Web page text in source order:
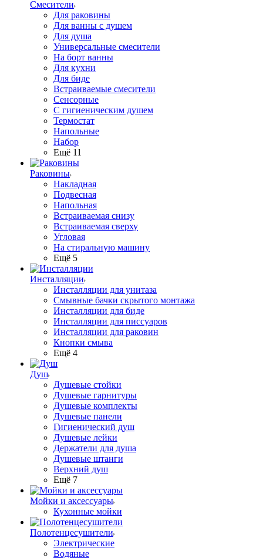
Смесители
Для раковины
Для ванны с душем
Для душа
Универсальные смесители
На борт ванны
Для кухни
Для биде
Встраиваемые смесители
Сенсорные
С гигиеническим душем
Термостат
Напольные
Набор
Ещё 11
Раковины
Накладная
Подвесная
Напольная
Встраиваемая снизу
Встраиваемая сверху
Угловая
На стиральную машину
Ещё 5
Инсталляции
Инсталляции для унитаза
Смывные бачки скрытого монтажа
Инсталляции для биде
Инсталляции для писсуаров
Инсталляции для раковин
Кнопки смыва
Ещё 4
Душ
Душевые стойки
Душевые гарнитуры
Душевые комплекты
Душевые панели
Гигиенический душ
Душевые лейки
Держатели для душа
Душевые штанги
Верхний душ
Ещё 7
Мойки и аксессуары
Кухонные мойки
Полотенцесушители
Электрические
Водяные